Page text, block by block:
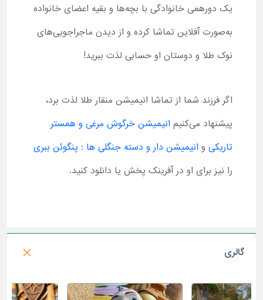
یک دورهمی خانوادگی با بچه‌ها و بقیه اعضای خانواده
به‌صورت آفلاین تماشا کرده و از دیدن ماجراجویی‌های
نوک طلا و دوستان او حسابی لذت ببرید!
اگر فرزند شما از تماشا انیمیشن منقار طلا لذت برد،
پیشنهاد می‌کنیم انیمیشن خرگوش مرغی و همستر
تاریکی و انیمیشن دار و دسته جنگلی ها : پنگوئن ببری
را نیز برای او در آفرینک پخش یا دانلود کنید.
گالری